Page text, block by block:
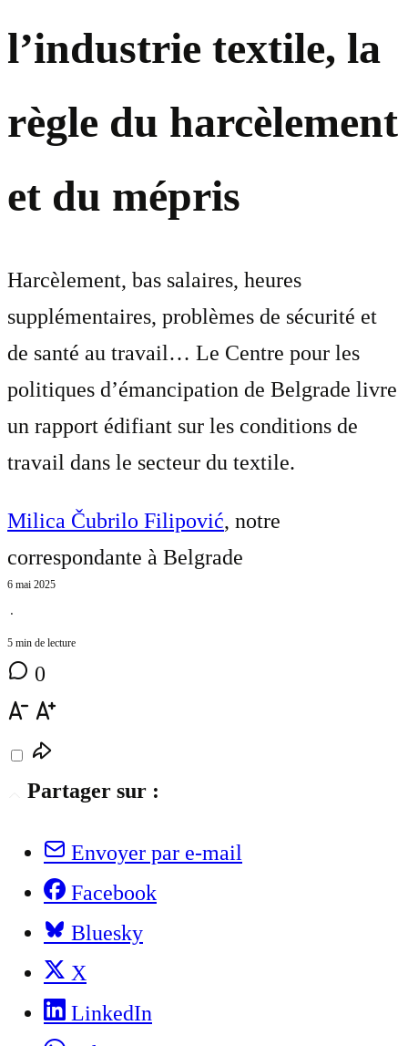
l’industrie textile, la
règle du harcèlement
et du mépris
Harcèlement, bas salaires, heures
supplémentaires, problèmes de sécurité et
de santé au travail… Le Centre pour les
politiques d’émancipation de Belgrade livre
un rapport édifiant sur les conditions de
travail dans le secteur du textile.
Milica Čubrilo Filipović, notre
correspondante à Belgrade
6 mai 2025
⋅
5 min de lecture
0
Partager sur :
Envoyer par e-mail
Facebook
Bluesky
X
LinkedIn